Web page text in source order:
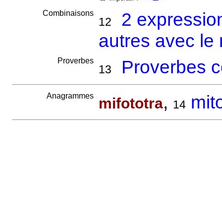
Combinaisons
12
2
autres avec le
Proverbes
13 Proverbes
Anagrammes mifototra, 14